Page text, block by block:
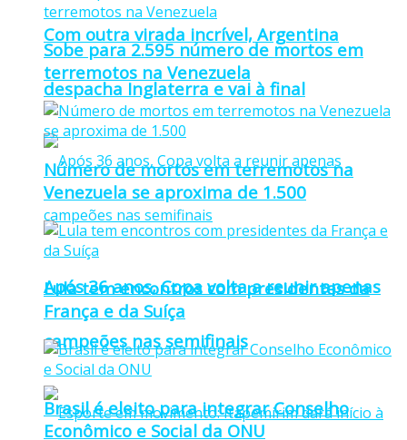
Com outra virada incrível, Argentina
despacha Inglaterra e vai à final
Após 36 anos, Copa volta a reunir apenas
campeões nas semifinais
Sobe para 2.595 número de mortos em
terremotos na Venezuela
Número de mortos em terremotos na
Venezuela se aproxima de 1.500
Lula tem encontros com presidentes da
França e da Suíça
Brasil é eleito para integrar Conselho
Econômico e Social da ONU